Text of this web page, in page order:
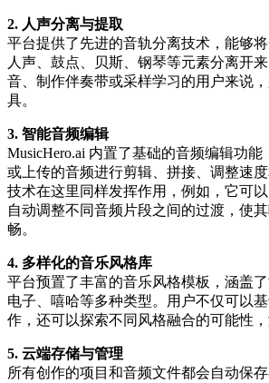
2. 人声分离与提取
平台提供了先进的音轨分离技术，能够
人声、鼓点、贝斯、钢琴等元素分离开
音、制作伴奏带或采样学习的用户来说
具。
3. 智能音频编辑
MusicHero.ai 内置了基础的音频编辑功
或上传的音频进行剪辑、拼接、调整速
技术在这里同样发挥作用，例如，它可
自动调整不同音频片段之间的过渡，使
畅。
4. 多样化的音乐风格库
平台预置了丰富的音乐风格模板，涵盖了
电子、嘻哈等多种类型。用户不仅可以
作，还可以探索不同风格融合的可能性，
5. 云端存储与管理
所有创作的项目和音频文件都会自动保